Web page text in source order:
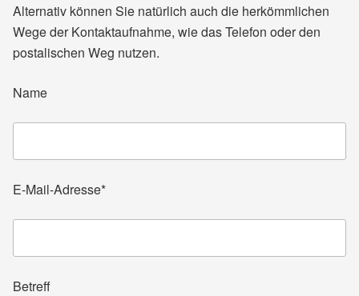
Alternativ können Sie natürlich auch die herkömmlichen
Wege der Kontaktaufnahme, wie das Telefon oder den
postalischen Weg nutzen.
Name
E-Mail-Adresse*
Betreff